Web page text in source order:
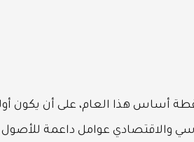
أسواق الذهب خفضين لأسعار الفائدة بمقدار 25 نقطة أساس هذا العام،
والاقتصادي عوامل داعمة للأصول